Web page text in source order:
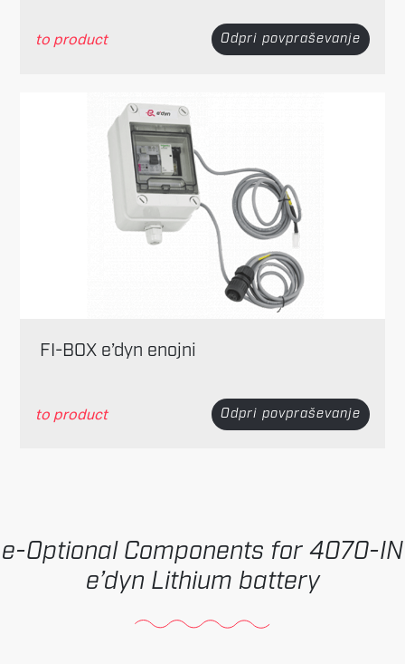
to product Odpri povpraševanje
FI-BOX e’dyn enojni
to product Odpri povpraševanje
Optional Components for 4070-IN
e’dyn Lithium battery